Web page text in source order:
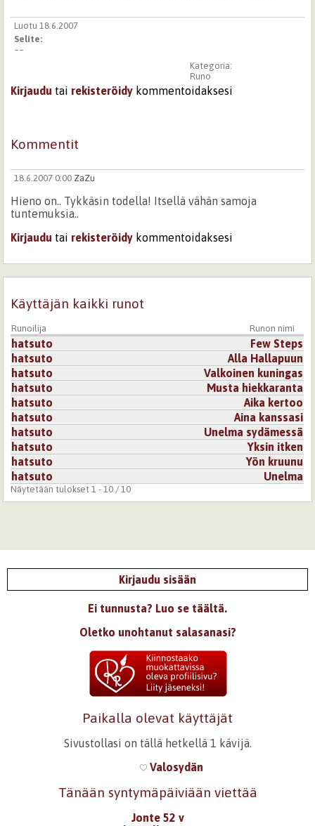
Luotu 18.6.2007
Selite:
~~
Kategoria:
Runo
Kirjaudu tai rekisteröidy kommentoidaksesi
Kommentit
18.6.2007 0:00 ZaZu
Hieno on.. Tykkäsin todella! Itsellä vähän samoja
tuntemuksia..
Kirjaudu tai rekisteröidy kommentoidaksesi
Käyttäjän kaikki runot
Runoilija Runon nimi
hatsuto
Few Steps
hatsuto
Alla Hallapuun
hatsuto
Valkoinen kuningas
hatsuto
Musta hiekkaranta
hatsuto
Aika kertoo
hatsuto
Aina kanssasi
hatsuto
Unelma sydämessä
hatsuto
Yksin itken
hatsuto
Yön kruunu
hatsuto
Unelma
Näytetään tulokset 1 - 10 / 10
Kirjaudu sisään
Ei tunnusta? Luo se täältä.
Oletko unohtanut salasanasi?
Paikalla olevat käyttäjät
Sivustollasi on tällä hetkellä 1 kävijä.
Valosydän
Tänään syntymäpäiviään viettää
Jonte 52 v